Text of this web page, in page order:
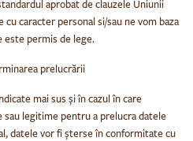
aprobat de clauzele Uniunii
caracter personal si/sau ne vom baza
este permis de lege.
prelucrării
mai sus și în cazul în care
sau legitime pentru a prelucra datele
datele vor fi șterse în conformitate cu